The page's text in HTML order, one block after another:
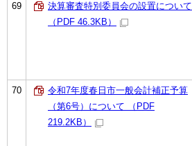
69
決算審査特別委員会の設置について
（PDF 46.3KB）
70
令和7年度春日市一般会計補正予算
（第6号）について （PDF
219.2KB）